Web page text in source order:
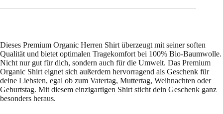
Dieses Premium Organic Herren Shirt überzeugt mit seiner soften
Qualität und bietet optimalen Tragekomfort bei 100% Bio-Baumwolle.
Nicht nur gut für dich, sondern auch für die Umwelt. Das Premium
Organic Shirt eignet sich außerdem hervorragend als Geschenk für
deine Liebsten, egal ob zum Vatertag, Muttertag, Weihnachten oder
Geburtstag. Mit diesem einzigartigen Shirt sticht dein Geschenk ganz
besonders heraus.